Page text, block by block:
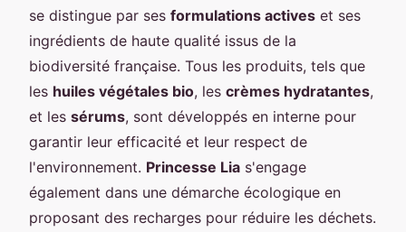
se distingue par ses formulations actives et ses
ingrédients de haute qualité issus de la
biodiversité française. Tous les produits, tels que
les huiles végétales bio, les crèmes hydratantes,
et les sérums, sont développés en interne pour
garantir leur efficacité et leur respect de
l'environnement. Princesse Lia s'engage
également dans une démarche écologique en
proposant des recharges pour réduire les déchets.